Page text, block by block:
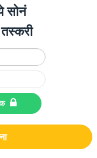
सोनं
क्लिक